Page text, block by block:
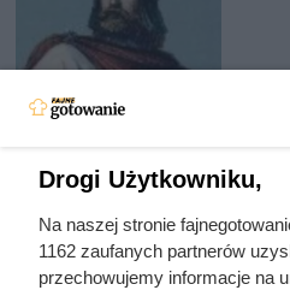
Najgorszy rok w
Drogi Użytkowniku,
Na naszej stronie
1162 zaufanych partnerów
przechowujemy informacje na